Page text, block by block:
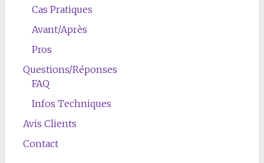
Cas Pratiques
Avant/Après
Pros
Questions/Réponses
FAQ
Infos Techniques
Avis Clients
Contact